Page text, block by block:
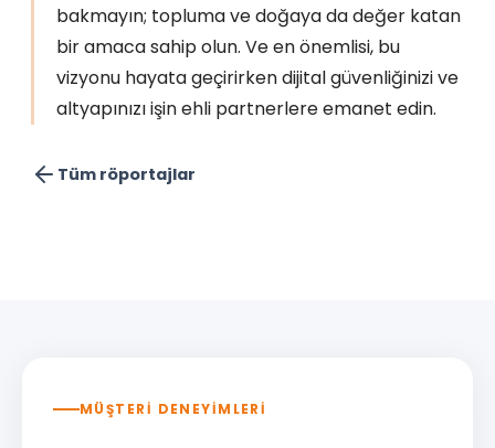
bakmayın; topluma ve doğaya da değer katan
bir amaca sahip olun. Ve en önemlisi, bu
vizyonu hayata geçirirken dijital güvenliğinizi ve
altyapınızı işin ehli partnerlere emanet edin.
Tüm röportajlar
MÜŞTERİ DENEYİMLERİ